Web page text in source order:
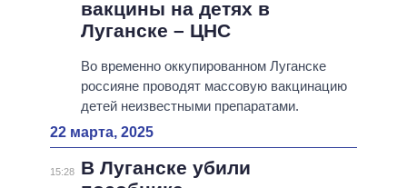
вакцины на детях в
Луганске – ЦНС
Во временно оккупированном Луганске
россияне проводят массовую вакцинацию
детей неизвестными препаратами.
22 марта, 2025
15:28
В Луганске убили